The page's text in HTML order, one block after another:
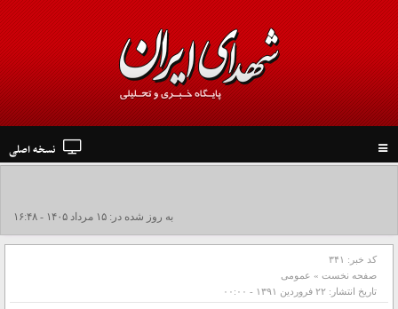
navigation
نسخه اصلی
به روز شده در: ۱۵ مرداد ۱۴۰۵ - ۱۶:۴۸
کد خبر: ۳۴۱
صفحه نخست » عمومی
تاریخ انتشار: ۲۲ فروردين ۱۳۹۱ - ۰۰:۰۰